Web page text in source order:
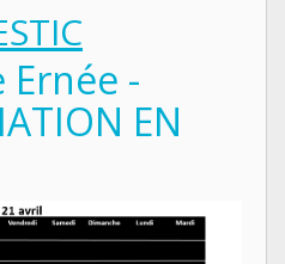
Ernée -
EN